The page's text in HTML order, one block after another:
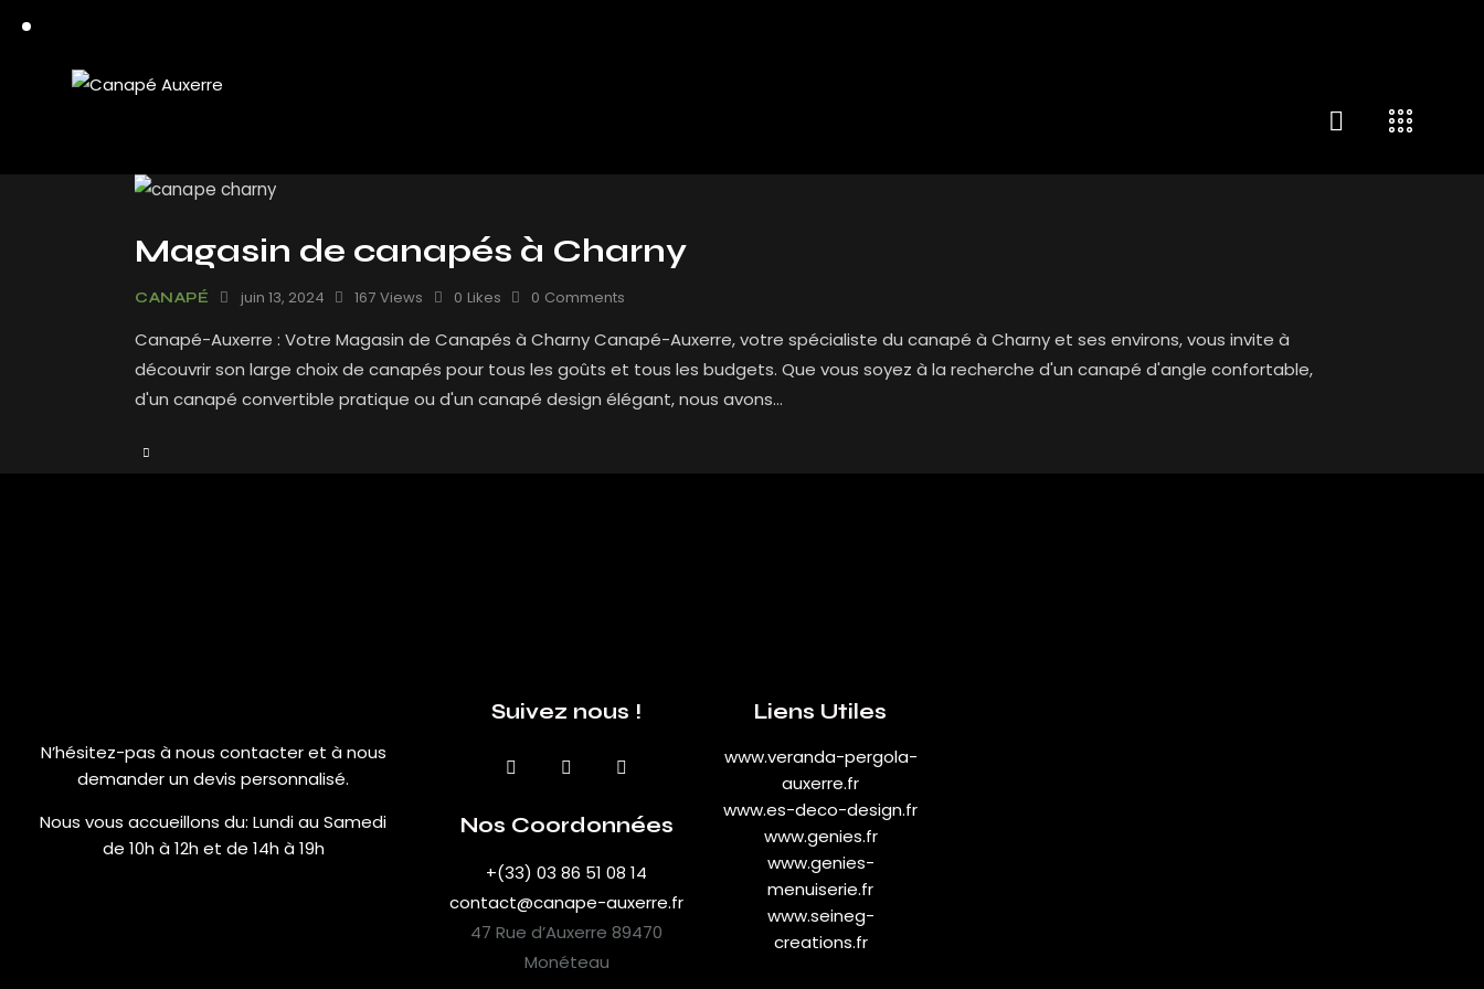
Magasin de canapés à Charny
CANAPÉ juin 13, 2024 167 Views 0 Likes 0 Comments
Canapé-Auxerre : Votre Magasin de Canapés à Charny Canapé-Auxerre, votre spécialiste du canapé à Charny et ses environs, vous invite à
découvrir son large choix de canapés pour tous les goûts et tous les budgets. Que vous soyez à la recherche d'un canapé d'angle confortable,
d'un canapé convertible pratique ou d'un canapé design élégant, nous avons…
N’hésitez-pas à nous contacter et à nous
demander un devis personnalisé.
Nous vous accueillons du: Lundi au Samedi
de 10h à 12h et de 14h à 19h
Suivez nous !
Nos Coordonnées
+(33) 03 86 51 08 14
contact@canape-auxerre.fr
47 Rue d’Auxerre 89470
Monéteau
Liens Utiles
www.veranda-pergola-
auxerre.fr
www.es-deco-design.fr
www.genies.fr
www.genies-
menuiserie.fr
www.seineg-
creations.fr